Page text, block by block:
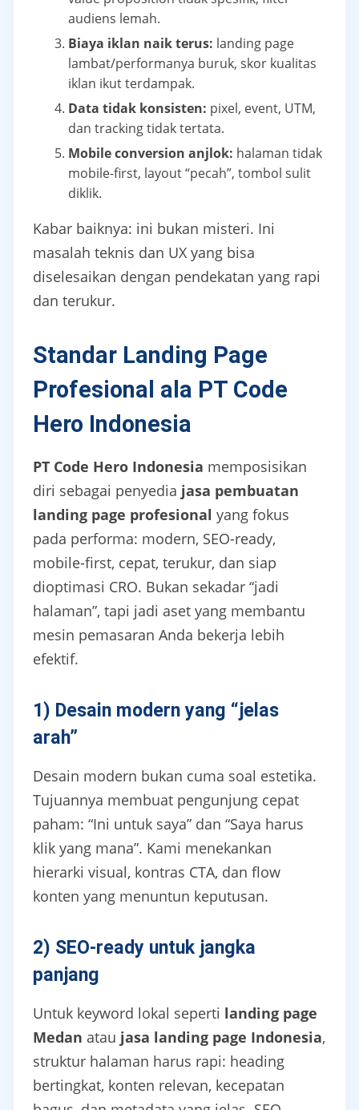
audiens lemah.
Biaya iklan naik terus: landing page
lambat/performanya buruk, skor kualitas
iklan ikut terdampak.
Data tidak konsisten: pixel, event, UTM,
dan tracking tidak tertata.
Mobile conversion anjlok: halaman tidak
mobile-first, layout “pecah”, tombol sulit
diklik.
Kabar baiknya: ini bukan misteri. Ini
masalah teknis dan UX yang bisa
diselesaikan dengan pendekatan yang rapi
dan terukur.
Standar Landing Page
Profesional ala PT Code
Hero Indonesia
PT Code Hero Indonesia memposisikan
diri sebagai penyedia jasa pembuatan
landing page profesional yang fokus
pada performa: modern, SEO-ready,
mobile-first, cepat, terukur, dan siap
dioptimasi CRO. Bukan sekadar “jadi
halaman”, tapi jadi aset yang membantu
mesin pemasaran Anda bekerja lebih
efektif.
1) Desain modern yang “jelas
arah”
Desain modern bukan cuma soal estetika.
Tujuannya membuat pengunjung cepat
paham: “Ini untuk saya” dan “Saya harus
klik yang mana”. Kami menekankan
hierarki visual, kontras CTA, dan flow
konten yang menuntun keputusan.
2) SEO-ready untuk jangka
panjang
Untuk keyword lokal seperti landing page
Medan atau jasa landing page Indonesia,
struktur halaman harus rapi: heading
bertingkat, konten relevan, kecepatan